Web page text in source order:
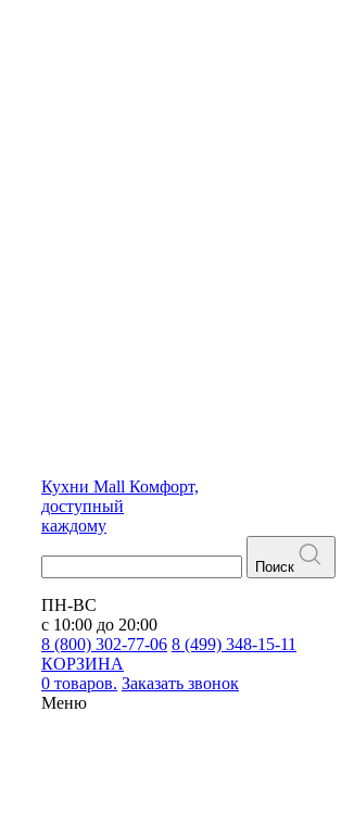
Кухни Mall Комфорт,
доступный
каждому
Поиск
ПН-ВС
с 10:00 до 20:00
8 (800) 302-77-06 8 (499) 348-15-11
КОРЗИНА
0 товаров. Заказать звонок
Меню